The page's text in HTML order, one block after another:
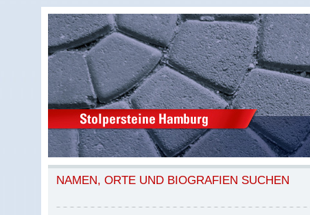
NAMEN, ORTE UND BIOGRAFIEN SUCHEN